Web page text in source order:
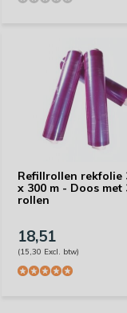
Refillrollen rekfolie
x 300 m - Doos met
rollen
18,51
(15,30 Excl. btw)